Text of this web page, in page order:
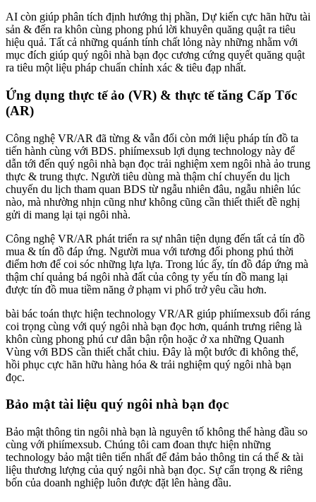
AI còn giúp phân tích định hướng thị phần, Dự kiến cực hãn hữu tài
sản & đến ra khôn cùng phong phú lời khuyên quăng quật ra tiêu
hiệu quả. Tất cả những quánh tính chất lỏng này những nhằm với
mục đích giúp quý ngôi nhà bạn đọc cương cứng quyết quăng quật
ra tiêu một liệu pháp chuẩn chỉnh xác & tiêu đạp nhất.
Ứng dụng thực tế ảo (VR) & thực tế tăng Cấp Tốc
(AR)
Công nghệ VR/AR đã từng & vẫn đổi còn mới liệu pháp tín đồ ta
tiến hành cùng với BDS. phiímexsub lợi dụng technology này để
dẫn tới đến quý ngôi nhà bạn đọc trải nghiệm xem ngôi nhà ảo trung
thực & trung thực. Người tiêu dùng mà thậm chí chuyến du lịch
chuyến du lịch tham quan BDS từ ngẫu nhiên đâu, ngẫu nhiên lúc
nào, mà nhường nhịn cũng như không cũng cần thiết thiết đề nghị
gửi di mang lại tại ngôi nhà.
Công nghệ VR/AR phát triển ra sự nhân tiện dụng đến tất cả tín đồ
mua & tín đồ đáp ứng. Người mua với tương đối phong phú thời
điểm hơn để coi sóc những lựa lựa. Trong lúc ấy, tín đồ đáp ứng mà
thậm chí quảng bá ngôi nhà đất của công ty yếu tín đồ mang lại
được tín đồ mua tiềm năng ở phạm vi phổ trở yêu cầu hơn.
bài bác toán thực hiện technology VR/AR giúp phiímexsub đổi ráng
coi trọng cùng với quý ngôi nhà bạn đọc hơn, quánh trưng riêng là
khôn cùng phong phú cư dân bận rộn hoặc ở xa những Quanh
Vùng với BDS cần thiết chắt chiu. Đây là một bước đi không thể,
hồi phục cực hãn hữu hàng hóa & trải nghiệm quý ngôi nhà bạn
đọc.
Bảo mật tài liệu quý ngôi nhà bạn đọc
Bảo mật thông tin ngôi nhà bạn là nguyên tố không thể hàng đầu so
cùng với phiímexsub. Chúng tôi cam đoan thực hiện những
technology bảo mật tiên tiến nhất để đảm bảo thông tin cá thể & tài
liệu thương lượng của quý ngôi nhà bạn đọc. Sự cẩn trọng & riêng
bốn của doanh nghiệp luôn được đặt lên hàng đầu.